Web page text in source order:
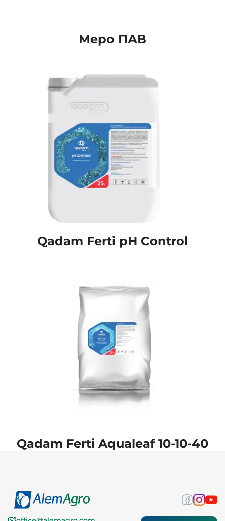
Меро ПАВ
Qadam Ferti pH Control
Qadam Ferti Aqualeaf 10-10-40